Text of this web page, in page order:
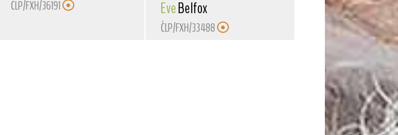
ČLP/FXH/36191 EveBelfox
ČLP/FXH/33488